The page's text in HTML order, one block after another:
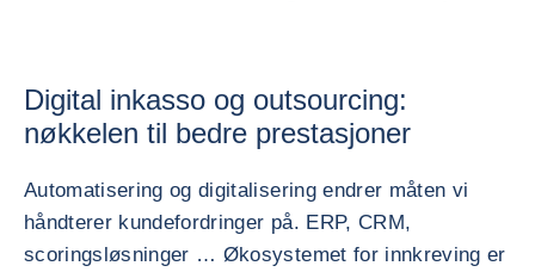
Digital inkasso og outsourcing:
nøkkelen til bedre prestasjoner
Automatisering og digitalisering endrer måten vi
håndterer kundefordringer på. ERP, CRM,
scoringsløsninger … Økosystemet for innkreving er